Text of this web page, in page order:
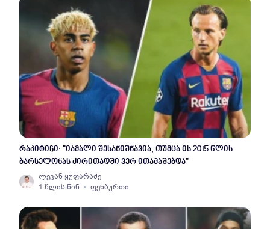
რაკიტიჩი: "იამალი შესანიშნავია, თუმცა ის 2015 წლის
ბარსელონას ძირითადში ვერ ითამაშებდა"
ლევან ყუფარაძე
1 წლის წინ
ფეხბურთი